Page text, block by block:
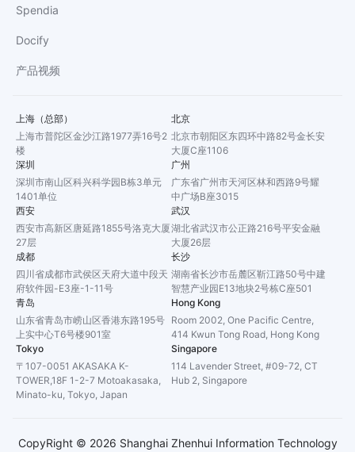
Spendia
Docify
产品视频
上海（总部）
上海市普陀区金沙江路1977弄16号2
楼
北京
北京市朝阳区东四环中路82号金长安
大厦C座1106
深圳
深圳市南山区科兴科学园B栋3单元
1401单位
广州
广东省广州市天河区林和西路9号耀
中广场B座3015
西安
西安市高新区唐延路1855号洛克大厦
27层
武汉
湖北省武汉市公正路216号平安金融
大厦26层
成都
四川省成都市武侯区天府大道中段天
府软件园-E3座-1-11号
长沙
湖南省长沙市岳麓区靳江路50号中建
智慧产业园E13地块2号栋C座501
青岛
山东省青岛市崂山区香港东路195号
上实中心T6号楼901室
Hong Kong
Room 2002, One Pacific Centre,
414 Kwun Tong Road, Hong Kong
Tokyo
〒107-0051 AKASAKA K-
TOWER,18F 1-2-7 Motoakasaka,
Minato-ku, Tokyo, Japan
Singapore
114 Lavender Street, #09-72, CT
Hub 2, Singapore
CopyRight © 2026 Shanghai Zhenhui Information Technology